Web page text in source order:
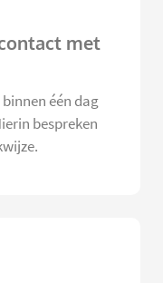
met
één dag
bespreken